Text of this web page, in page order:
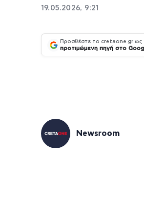
19.05.2026, 9:21
Προσθέστε το cretaone.gr ως
προτιμώμενη πηγή στο
Newsroom